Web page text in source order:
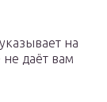
на
даёт вам